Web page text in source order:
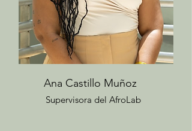
Ana Castillo Muñoz
Supervisora del AfroLab